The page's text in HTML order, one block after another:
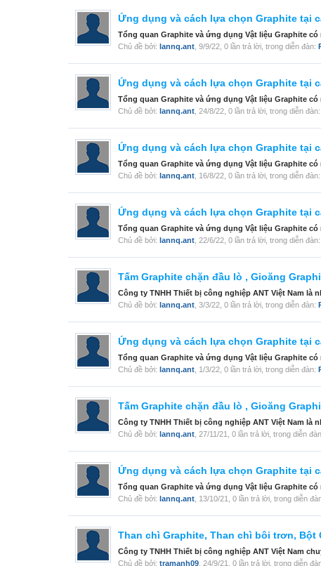
Ứng dụng và cách lựa chọn Graphite tại
Tổng quan Graphite và ứng dụng Vật liệu Graphite
Chủ đề bởi: lannq.ant 9/9/22 , 0 lần trả lời, trong diễn đàn:
Ứng dụng và cách lựa chọn Graphite tại
Tổng quan Graphite và ứng dụng Vật liệu Graphite
Chủ đề bởi: lannq.ant 24/8/22 , 0 lần trả lời, trong diễn đàn:
Ứng dụng và cách lựa chọn Graphite tại
Tổng quan Graphite và ứng dụng Vật liệu Graphite
Chủ đề bởi: lannq.ant 16/8/22 , 0 lần trả lời, trong diễn đàn:
Ứng dụng và cách lựa chọn Graphite tại
Tổng quan Graphite và ứng dụng Vật liệu Graphite
Chủ đề bởi: lannq.ant 22/6/22 , 0 lần trả lời, trong diễn đàn:
Tấm Graphite chặn đầu lò , Gioăng
Công ty TNHH Thiết bị công nghiệp ANT Việt Nam là
Chủ đề bởi: lannq.ant 3/3/22 , 0 lần trả lời, trong diễn đàn:
Ứng dụng và cách lựa chọn Graphite tại
Tổng quan Graphite và ứng dụng Vật liệu Graphite
Chủ đề bởi: lannq.ant 1/3/22 , 0 lần trả lời, trong diễn đàn:
Tấm Graphite chặn đầu lò , Gioăng
Công ty TNHH Thiết bị công nghiệp ANT Việt Nam là
Chủ đề bởi: lannq.ant 27/11/21 , 0 lần trả lời, trong diễn
Ứng dụng và cách lựa chọn Graphite tại
Tổng quan Graphite và ứng dụng Vật liệu Graphite
Chủ đề bởi: lannq.ant 13/10/21 , 0 lần trả lời, trong diễn
Than chì Graphite, Than chì bôi trơn, Bột
Công ty TNHH Thiết bị công nghiệp ANT Việt Nam
Chủ đề bởi: tramanh09 24/9/21 , 0 lần trả lời, trong diễn